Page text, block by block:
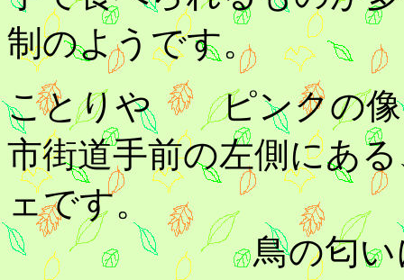
制のようです。
ことりや ピンクの像
市街道手前の左側にあ
ェです。
鳥の匂いに癒さ